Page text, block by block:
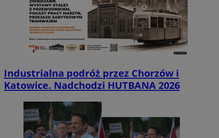
Industrialna podróż przez Chorzów i
Katowice. Nadchodzi HUTBANA 2026